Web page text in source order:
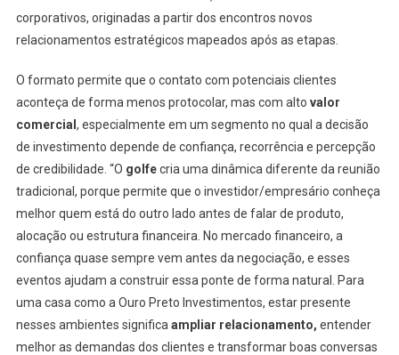
corporativos, originadas a partir dos encontros novos
relacionamentos estratégicos mapeados após as etapas.
O formato permite que o contato com potenciais clientes
aconteça de forma menos protocolar, mas com alto valor
comercial, especialmente em um segmento no qual a decisão
de investimento depende de confiança, recorrência e percepção
de credibilidade. “O golfecria uma dinâmica diferente da reunião
tradicional, porque permite que o investidor/empresário conheça
melhor quem está do outro lado antes de falar de produto,
alocação ou estrutura financeira. No mercado financeiro, a
confiança quase sempre vem antes da negociação, e esses
eventos ajudam a construir essa ponte de forma natural. Para
uma casa como a Ouro Preto Investimentos, estar presente
nesses ambientes significa ampliar relacionamento, entender
melhor as demandas dos clientes e transformar boas conversas